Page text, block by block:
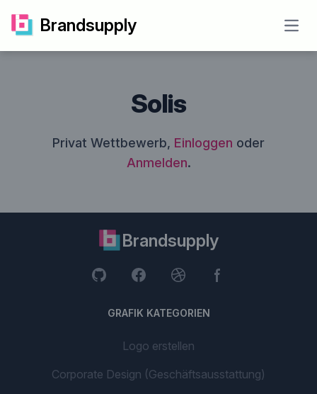
Brandsupply
Solis
Privat Wettbewerb, Einloggen oder
Anmelden.
Brandsupply
GRAFIK KATEGORIEN
Logo erstellen
Corporate Design (Geschäftsausstattung)